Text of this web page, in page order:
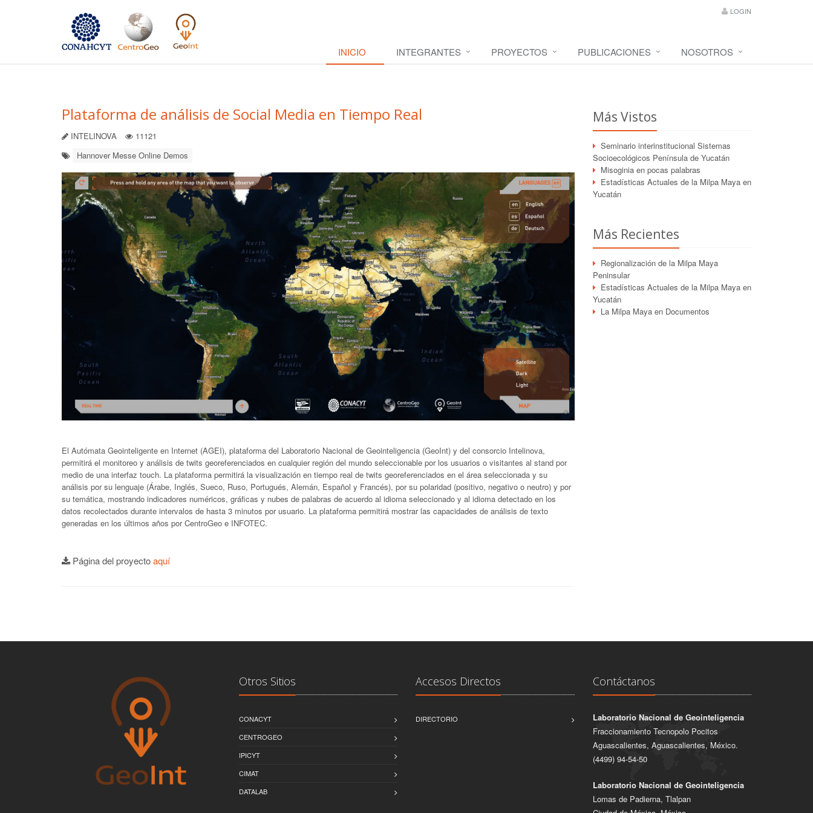
LOGIN
INICIO INTEGRANTES PROYECTOS PUBLICACIONES NOSOTROS
Plataforma de análisis de Social Media en Tiempo Real
INTELINOVA
11121
Hannover Messe Online Demos
El Autómata Geointeligente en Internet (AGEI), plataforma del Laboratorio Nacional de Geointeligencia (GeoInt) y del consorcio Intelinova,
permitirá el monitoreo y análisis de twits georeferenciados en cualquier región del mundo seleccionable por los usuarios o visitantes al stand por
medio de una interfaz touch. La plataforma permitirá la visualización en tiempo real de twits georeferenciados en el área seleccionada y su
análisis por su lenguaje (Árabe, Inglés, Sueco, Ruso, Portugués, Alemán, Español y Francés), por su polaridad (positivo, negativo o neutro) y por
su temática, mostrando indicadores numéricos, gráficas y nubes de palabras de acuerdo al idioma seleccionado y al idioma detectado en los
datos recolectados durante intervalos de hasta 3 minutos por usuario. La plataforma permitirá mostrar las capacidades de análisis de texto
generadas en los últimos años por CentroGeo e INFOTEC.
Página del proyectoaquí
Más Vistos
Seminario interinstitucional Sistemas
Socioecológicos Península de Yucatán
Misoginia en pocas palabras
Estadísticas Actuales de la Milpa Maya en
Yucatán
Más Recientes
Regionalización de la Milpa Maya
Peninsular
Estadísticas Actuales de la Milpa Maya en
Yucatán
La Milpa Maya en Documentos
Otros Sitios
CONACYT
CENTROGEO
IPICYT
CIMAT
DATALAB
Accesos Directos
DIRECTORIO
Contáctanos
Laboratorio Nacional de Geointeligencia
Fraccionamiento Tecnopolo Pocitos
Aguascalientes, Aguascalientes, México.
(4499) 94-54-50
Laboratorio Nacional de Geointeligencia
Lomas de Padierna, Tlalpan